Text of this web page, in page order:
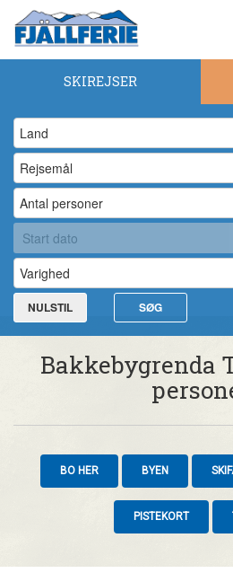
SKIREJSER
NULSTIL SØG
Bakkebygrenda
BO HER BYEN
PISTEKORT